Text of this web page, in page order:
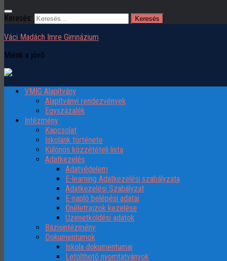
Keresés:
Váci Madách Imre Gimnázium
Miénk a jövő
VMIG Alapítvány
Alapítványi rendezvények
Egyszázalék
Intézmény
Kapcsolat
Iskolánk története
Különös közzétételi lista
Adatkezelés
Adatvédelem
E-learning Adatkezelési szabályzata
Adatkezelési Szabályzat
E-napló belépési adatai
Önéletrajzok kezelése
Üzenetköldési adatok
Bázisintézmény
Dokumentumok
Iskola dokumentumai
Letölthető nyomtatványok